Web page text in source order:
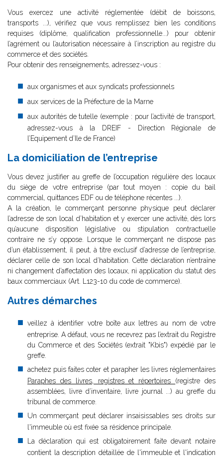
Vous exercez une activité réglementée (débit de boissons,
transports ...), vérifiez que vous remplissez bien les conditions
requises (diplôme, qualification professionnelle...) pour obtenir
l’agrément ou l’autorisation nécessaire à l’inscription au registre du
commerce et des sociétés.
Pour obtenir des renseignements, adressez-vous :
aux organismes et aux syndicats professionnels
aux services de la Préfecture de la Marne
aux autorités de tutelle (exemple : pour l’activité de transport,
adressez-vous à la DREIF - Direction Régionale de
l’Equipement d’Ile de France)
La domiciliation de l’entreprise
Vous devez justifier au greffe de l’occupation régulière des locaux
du siège de votre entreprise (par tout moyen : copie du bail
commercial, quittances EDF ou de téléphone récentes ...).
A la création, le commerçant personne physique peut déclarer
l’adresse de son local d’habitation et y exercer une activité, dès lors
qu’aucune disposition législative ou stipulation contractuelle
contraire ne s’y oppose. Lorsque le commerçant ne dispose pas
d’un établissement, il peut, à titre exclusif d’adresse de l’entreprise,
déclarer celle de son local d’habitation. Cette déclaration n’entraîne
ni changement d’affectation des locaux, ni application du statut des
baux commerciaux (Art. L123-10 du code de commerce).
Autres démarches
veillez à identifier votre boîte aux lettres au nom de votre
entreprise. A défaut, vous ne recevrez pas l’extrait du Registre
du Commerce et des Sociétés (extrait "Kbis") expédié par le
greffe.
achetez puis faites coter et parapher les livres réglementaires
Paraphes des livres, registres et répertoires (registre des
assemblées, livre d’inventaire, livre journal ...) au greffe du
tribunal de commerce
Un commerçant peut déclarer insaisissables ses droits sur
l'immeuble où est fixée sa résidence principale.
La déclaration qui est obligatoirement faite devant notaire
contient la description détaillée de l'immeuble et l'indication